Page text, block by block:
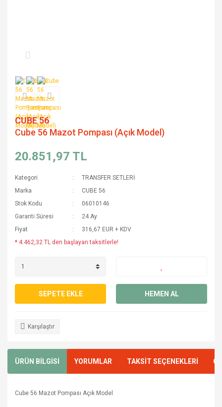
CUBE 56
Cube 56 Mazot Pompası (Açık Model)
20.851,97 TL
Kategori
TRANSFER SETLERİ
Marka
CUBE 56
Stok Kodu
06010146
Garanti Süresi
24 Ay
Fiyat
316,67 EUR + KDV
* 4.462,32 TL den başlayan taksitlerle!
SEPETE EKLE HEMEN AL
Karşılaştır
ÜRÜN BİLGİSİ YORUMLAR TAKSİT SEÇENEKLERİ
Cube 56 Mazot Pompası Açık Model